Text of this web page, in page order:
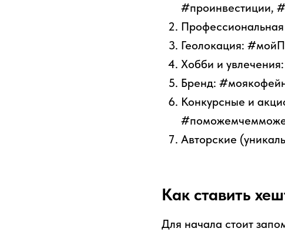
#проинвестиции,
Геолокация:
Хобби и
Бренд:
Конкурсные и
Авторские
Как ставить
Для начала стоит